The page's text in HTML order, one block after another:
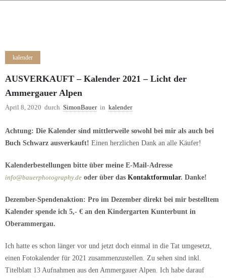
kalender
AUSVERKAUFT – Kalender 2021 – Licht der
Ammergauer Alpen
April 8, 2020 durch SimonBauer in kalender
Achtung: Die Kalender sind mittlerweile sowohl bei mir als auch bei
Buch Schwarz ausverkauft! Einen herzlichen Dank an alle Käufer!
Kalenderbestellungen bitte über meine E-Mail-Adresse
info@bauerphotography.de oder über das Kontaktformular. Danke!
Dezember-Spendenaktion: Pro im Dezember direkt bei mir bestelltem
Kalender spende ich 5,- € an den Kindergarten Kunterbunt in
Oberammergau.
Ich hatte es schon länger vor und jetzt doch einmal in die Tat umgesetzt,
einen Fotokalender für 2021 zusammenzustellen. Zu sehen sind inkl.
Titelblatt 13 Aufnahmen aus den Ammergauer Alpen. Ich habe darauf